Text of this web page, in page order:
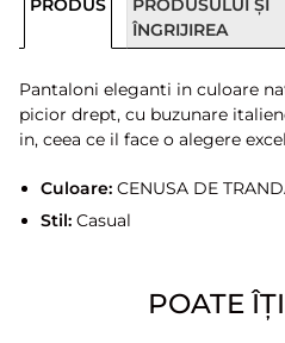
PRODUS
PRODUSULUI ȘI
ÎNGRIJIREA
Pantaloni eleganti in culoare
picior drept, cu buzunare
in, ceea ce il face o alegere
Culoare:CENUSA DE
Stil:Casual
POATE